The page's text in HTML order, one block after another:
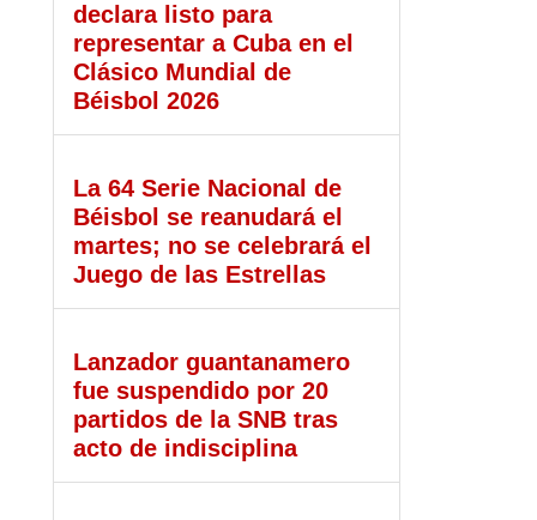
declara listo para
representar a Cuba en el
Clásico Mundial de
Béisbol 2026
La 64 Serie Nacional de
Béisbol se reanudará el
martes; no se celebrará el
Juego de las Estrellas
Lanzador guantanamero
fue suspendido por 20
partidos de la SNB tras
acto de indisciplina